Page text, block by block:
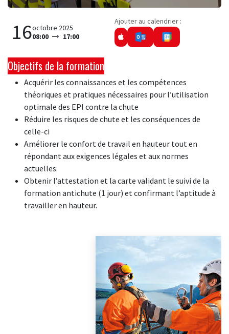
16octobre 2025
08:00
17:00
Ajouter au calendrier :
Objectifs de la formation
Acquérir les connaissances et les compétences
théoriques et pratiques nécessaires pour l’utilisation
optimale des EPI contre la chute
Réduire les risques de chute et les conséquences de
celle-ci
Améliorer le confort de travail en hauteur tout en
répondant aux exigences légales et aux normes
actuelles.
Obtenir l’attestation et la carte validant le suivi de la
formation antichute (1 jour) et confirmant l’aptitude à
travailler en hauteur.